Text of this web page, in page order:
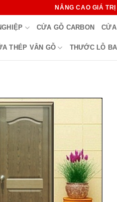
NÂNG CAO GIÁ
CỬA GỖ CARBON
THÉP VÂN GỖ THƯỚC LỖ